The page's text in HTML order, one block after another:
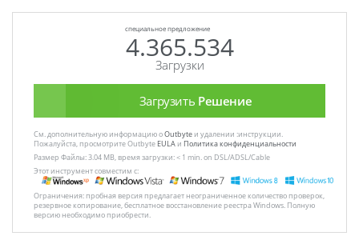
специальное предложение
4.365.534
Загрузки
Загрузить Решение
См. дополнительную информацию оOutbyteи удалении :инструкции.
Пожалуйста, просмотрите Outbyte EULAи Политика конфиденциальности
Размер Файлы: 3.04 MB, время загрузки: < 1 min. on DSL/ADSL/Cable
Этот инструмент совместим с:
Ограничения: пробная версия предлагает неограниченное количество проверок,
резервное копирование, бесплатное восстановление реестра Windows. Полную
версию необходимо приобрести.